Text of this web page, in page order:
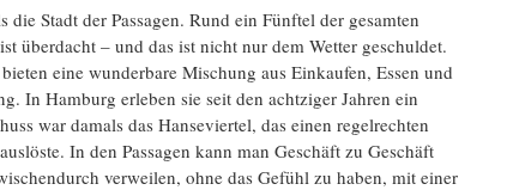
die Stadt der Passagen. Rund ein Fünftel der gesamten
überdacht – und das ist nicht nur dem Wetter geschuldet.
eine wunderbare Mischung aus Einkaufen, Essen und
In Hamburg erleben sie seit den achtziger Jahren ein
war damals das Hanseviertel, das einen regelrechten
In den Passagen kann man Geschäft zu Geschäft
verweilen, ohne das Gefühl zu haben, mit einer